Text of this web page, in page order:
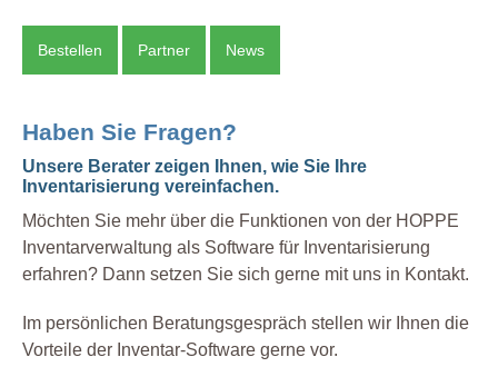
Bestellen Partner News
Haben Sie Fragen?
Unsere Berater zeigen Ihnen, wie Sie Ihre
Inventarisierung vereinfachen.
Möchten Sie mehr über die Funktionen von der HOPPE
Inventarverwaltung als Software für Inventarisierung
erfahren? Dann setzen Sie sich gerne mit uns in Kontakt.
Im persönlichen Beratungsgespräch stellen wir Ihnen die
Vorteile der Inventar-Software gerne vor.